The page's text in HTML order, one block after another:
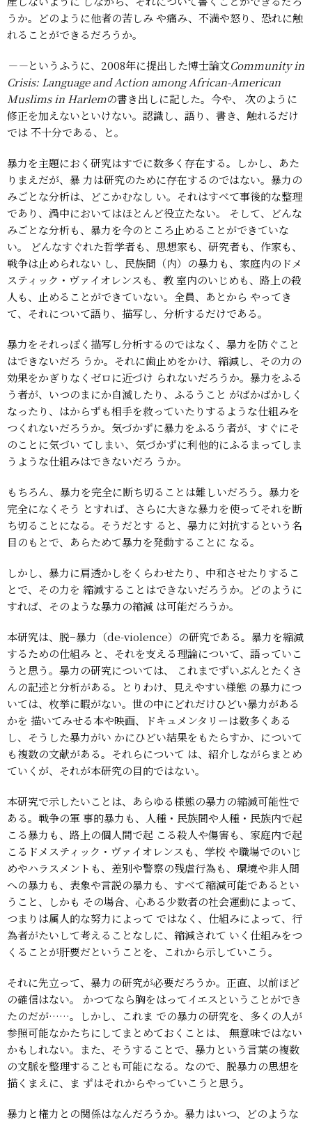
うか。どのように他者の苦しみ や痛み、不満や怒り、恐れに触
れることができるだろうか。
－－というふうに、2008年に提出した博士論文Community in
Crisis: Language and Action among African-American
Muslims in Harlemの書き出しに記した。今や、
次のように
修正を加えないといけない。認識し、語り、書き、触れるだけ
では不十分である、と。
暴力を主題におく研究はすでに数多く存在する。しかし、あた
りまえだが、暴 力は研究のために存在するのではない。暴力の
みごとな分析は、どこかむなし い。それはすべて事後的な整理
であり、渦中においてはほとんど役立たない。
そして、どんな
みごとな分析も、暴力を今のところ止めることができていな
い。
どんなすぐれた哲学者も、思想家も、研究者も、作家も、
戦争は止められない し、民族間（内）の暴力も、家庭内のドメ
スティック・ヴァイオレンスも、教 室内のいじめも、路上の殺
人も、止めることができていない。全員、あとから やってき
て、それについて語り、描写し、分析するだけである。
暴力をそれっぽく描写し分析するのではなく、暴力を防ぐこと
はできないだろ うか。それに歯止めをかけ、縮減し、その力の
効果をかぎりなくゼロに近づけ られないだろうか。暴力をふる
う者が、いつのまにか自滅したり、ふるうこと がばかばかしく
なったり、はからずも相手を救っていたりするような仕組みを
つくれないだろうか。気づかずに暴力をふるう者が、すぐにそ
のことに気づい てしまい、気づかずに利他的にふるまってしま
うような仕組みはできないだろ うか。
もちろん、暴力を完全に断ち切ることは難しいだろう。暴力を
完全になくそう とすれば、さらに大きな暴力を使ってそれを断
ち切ることになる。そうだとす ると、暴力に対抗するという名
目のもとで、あらためて暴力を発動することに なる。
しかし、暴力に肩透かしをくらわせたり、中和させたりするこ
とで、その力を 縮減することはできないだろうか。どのように
すれば、そのような暴力の縮減 は可能だろうか。
本研究は、脱−暴力（de-violence）の研究である。暴力を縮減
するための仕組み と、それを支える理論について、語っていこ
うと思う。暴力の研究については、
これまでずいぶんとたくさ
んの記述と分析がある。とりわけ、見えやすい様態 の暴力につ
いては、枚挙に暇がない。世の中にどれだけひどい暴力がある
かを 描いてみせる本や映画、ドキュメンタリーは数多くある
し、そうした暴力がい かにひどい結果をもたらすか、について
も複数の文献がある。それらについて は、紹介しながらまとめ
ていくが、それが本研究の目的ではない。
本研究で示したいことは、あらゆる様態の暴力の縮減可能性で
ある。戦争の軍事的暴力も、人種・民族間や人種・民族内で起
こる暴力も、路上の個人間で起 こる殺人や傷害も、家庭内で起
こるドメスティック・ヴァイオレンスも、学校 や職場でのいじ
めやハラスメントも、差別や警察の残虐行為も、環境や非人間
への暴力も、表象や言説の暴力も、すべて縮減可能であるとい
うこと、しかも その場合、心ある少数者の社会運動によって、
つまりは属人的な努力によって ではなく、仕組みによって、行
為者がたいして考えることなしに、縮減されて いく仕組みをつ
くることが肝要だということを、これから示していこう。
それに先立って、暴力の研究が必要だろうか。正直、以前ほど
の確信はない。
かつてなら胸をはってイエスということができ
たのだが……。しかし、これま での暴力の研究を、多くの人が
参照可能なかたちにしてまとめておくことは、
無意味ではない
かもしれない。また、そうすることで、暴力という言葉の複数
の文脈を整理することも可能になる。なので、脱暴力の思想を
描くまえに、ま ずはそれからやっていこうと思う。
暴力と権力との関係はなんだろうか。暴力はいつ、どのような